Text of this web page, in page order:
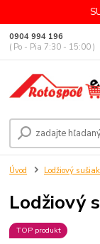
0904 994 196
( Po - Pia 7:30 - 15:00 )
Úvod Lodžiový
Lodžiový
TOP produkt